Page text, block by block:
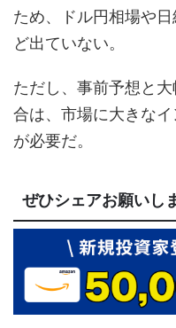
ため、ドル円相場や
ど出ていない。
ただし、事前予想と
合は、市場に大きな
が必要だ。
ぜひシェアお願いし